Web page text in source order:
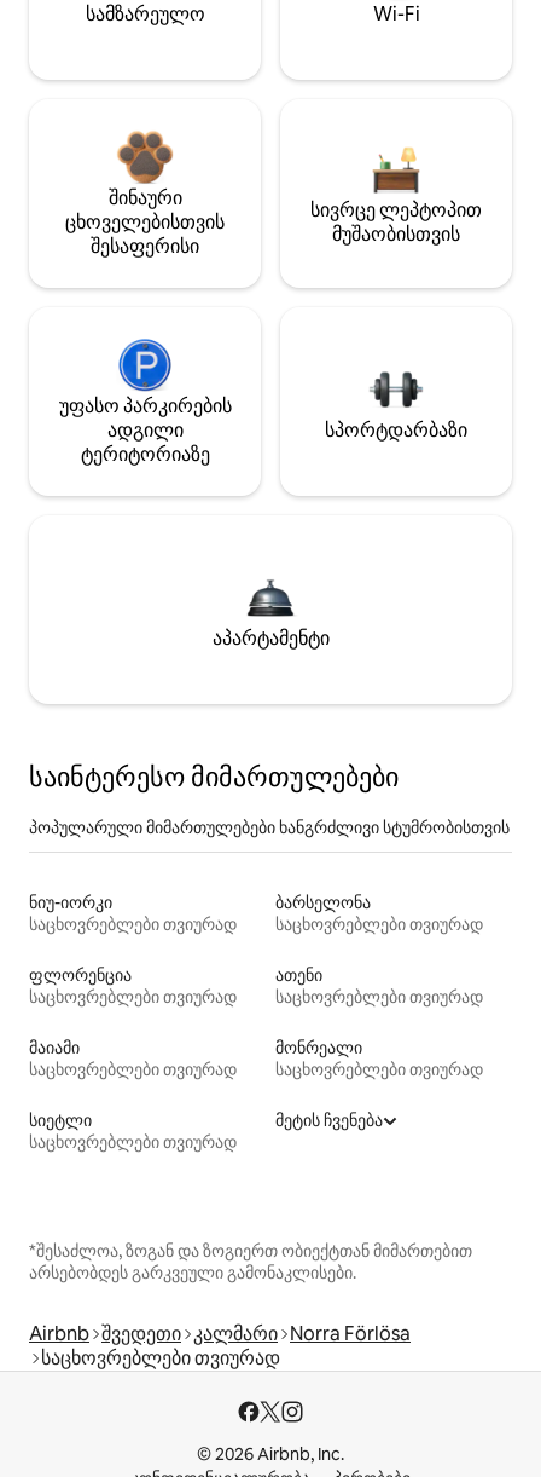
სამზარეულო Wi-Fi
შინაური
ცხოველებისთვის
შესაფერისი
სივრცე ლეპტოპით
მუშაობისთვის
უფასო პარკირების
ადგილი
ტერიტორიაზე
სპორტდარბაზი
აპარტამენტი
საინტერესო მიმართულებები
პოპულარული მიმართულებები ხანგრძლივი სტუმრობისთვის
ნიუ-იორკი
საცხოვრებლები თვიურად
ბარსელონა
საცხოვრებლები თვიურად
ფლორენცია
საცხოვრებლები თვიურად
ათენი
საცხოვრებლები თვიურად
მაიამი
საცხოვრებლები თვიურად
მონრეალი
საცხოვრებლები თვიურად
სიეტლი
საცხოვრებლები თვიურად
მეტის ჩვენება
*შესაძლოა, ზოგან და ზოგიერთ ობიექტთან მიმართებით
არსებობდეს გარკვეული გამონაკლისები.
Airbnb შვედეთი კალმარი Norra Förlösa
საცხოვრებლები თვიურად
© 2026 Airbnb, Inc.